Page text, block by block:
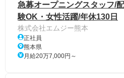
急募オープニングスタッフ/
験OK・女性活躍/年休130日
株式会社エムジー熊本
正社員
熊本県
月給20万7,000円～